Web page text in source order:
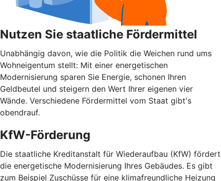
Nutzen Sie staatliche Fördermittel
Unabhängig davon, wie die Politik die Weichen rund ums
Wohnei­gentum stellt: Mit einer energetischen
Modernisierung sparen Sie Energie, schonen Ihren
Geldbeutel und steigern den Wert Ihrer eigenen vier
Wände. Verschiedene Fördermittel vom Staat gibt's
obendrauf.
KfW-Förderung
Die staatliche Kreditanstalt für Wiederaufbau (KfW) fördert
die energetische Modernisierung Ihres Gebäudes. Es gibt
zum Beispiel Zuschüsse für eine klimafreundliche Heizung